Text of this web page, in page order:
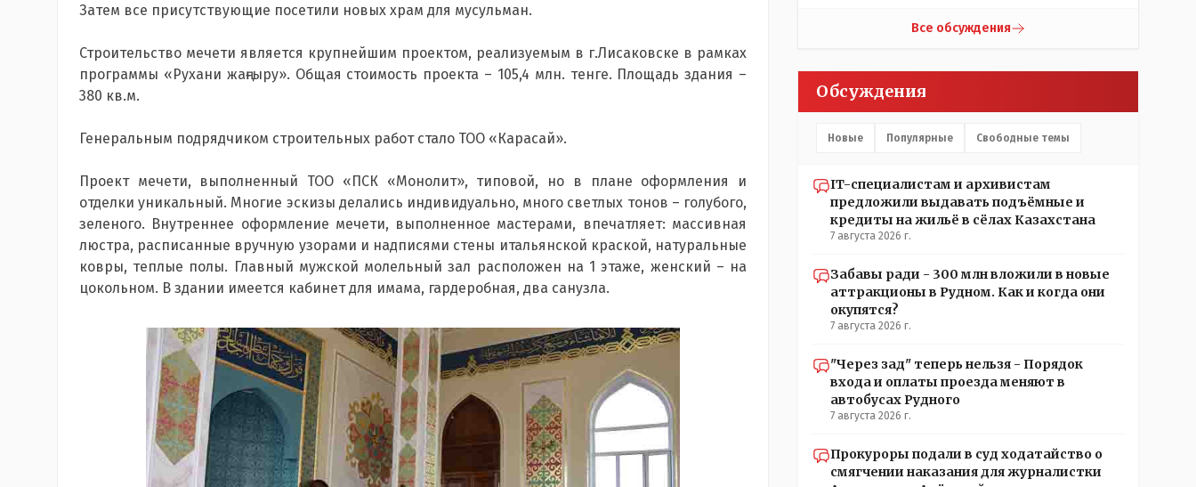
Затем все присутствующие посетили новых храм для мусульман.
Строительство мечети является крупнейшим проектом, реализуемым в г.Лисаковске в рамках
программы «Рухани жаңғыру». Общая стоимость проекта – 105,4 млн. тенге. Площадь здания –
380 кв.м.
Генеральным подрядчиком строительных работ стало ТОО «Карасай».
Проект мечети, выполненный ТОО «ПСК «Монолит», типовой, но в плане оформления и
отделки уникальный. Многие эскизы делались индивидуально, много светлых тонов – голубого,
зеленого. Внутреннее оформление мечети, выполненное мастерами, впечатляет: массивная
люстра, расписанные вручную узорами и надписями стены итальянской краской, натуральные
ковры, теплые полы. Главный мужской молельный зал расположен на 1 этаже, женский – на
цокольном. В здании имеется кабинет для имама, гардеробная, два санузла.
чате, которые прислали ему в виде
времени их установили только в помещениях,
предназначенных для административно-
управленческого персонала. И Также в каждой
группе установлены кондиционеры, питьевой и
контроль, учитывая погодные условия в это лето.
Мы решили. что это - противоречие. Вы считаете
иначе?
Все обсуждения
Обсуждения
Новые Популярные Свободные темы
IT-специалистам и архивистам
предложили выдавать подъёмные и
кредиты на жильё в сёлах Казахстана
7 августа 2026 г.
Забавы ради - 300 млн вложили в новые
аттракционы в Рудном. Как и когда они
окупятся?
7 августа 2026 г.
"Через зад" теперь нельзя - Порядок
входа и оплаты проезда меняют в
автобусах Рудного
7 августа 2026 г.
Прокуроры подали в суд ходатайство о
смягчении наказания для журналистки